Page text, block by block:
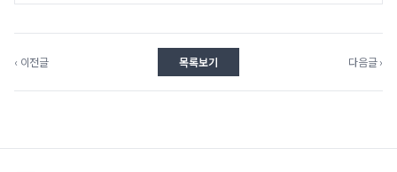
‹ 이전글 목록보기 다음글 ›